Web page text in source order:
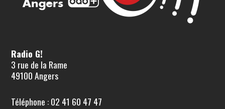
Radio G!
3 rue de la Rame
49100 Angers
Téléphone : 02 41 60 47 47